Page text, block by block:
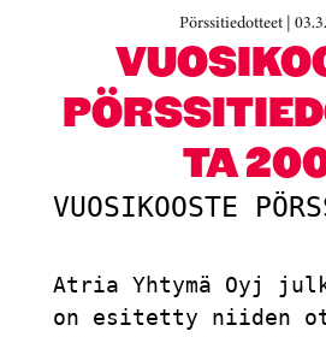
Pörssitiedotteet |
TA
Atria Yhtymä Oyj
on esitetty